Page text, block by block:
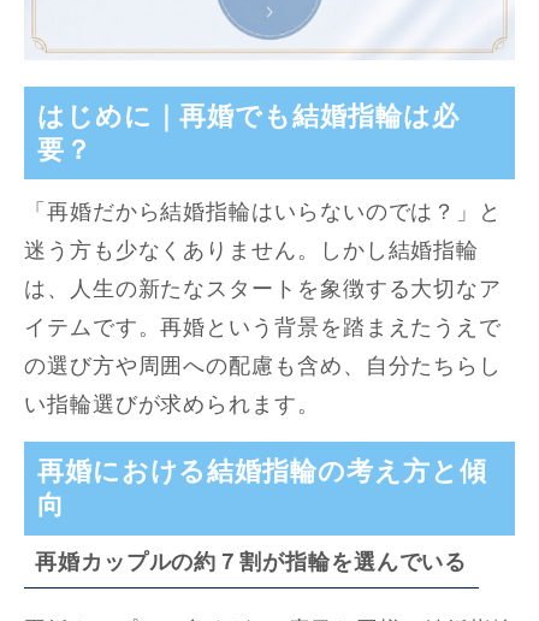
はじめに｜再婚でも結婚指輪は必
要？
「再婚だから結婚指輪はいらないのでは？」と
迷う方も少なくありません。しかし結婚指輪
は、人生の新たなスタートを象徴する大切なア
イテムです。再婚という背景を踏まえたうえで
の選び方や周囲への配慮も含め、自分たちらし
い指輪選びが求められます。
再婚における結婚指輪の考え方と傾
向
再婚カップルの約７割が指輪を選んでいる